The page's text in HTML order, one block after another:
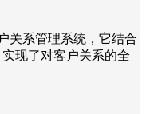
关系管理系统，它结合
现了对客户关系的全